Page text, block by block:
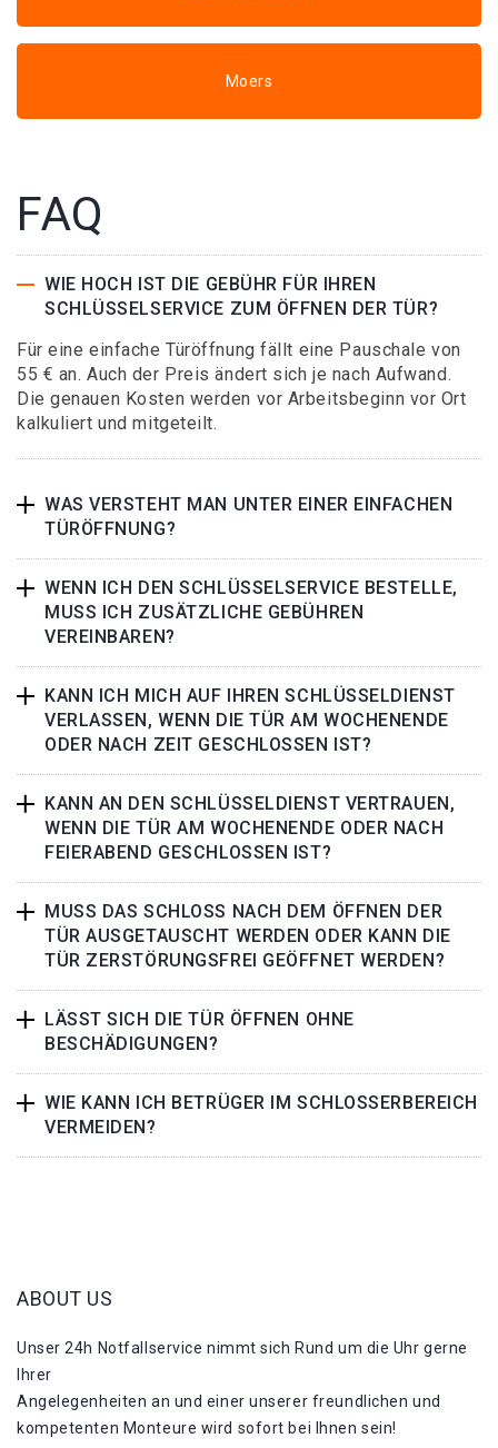
Moers
FAQ
WIE HOCH IST DIE GEBÜHR FÜR IHREN
SCHLÜSSELSERVICE ZUM ÖFFNEN DER TÜR?
Für eine einfache Türöffnung fällt eine Pauschale von
55 € an. Auch der Preis ändert sich je nach Aufwand.
Die genauen Kosten werden vor Arbeitsbeginn vor Ort
kalkuliert und mitgeteilt.
WAS VERSTEHT MAN UNTER EINER EINFACHEN
TÜRÖFFNUNG?
WENN ICH DEN SCHLÜSSELSERVICE BESTELLE,
MUSS ICH ZUSÄTZLICHE GEBÜHREN
VEREINBAREN?
KANN ICH MICH AUF IHREN SCHLÜSSELDIENST
VERLASSEN, WENN DIE TÜR AM WOCHENENDE
ODER NACH ZEIT GESCHLOSSEN IST?
KANN AN DEN SCHLÜSSELDIENST VERTRAUEN,
WENN DIE TÜR AM WOCHENENDE ODER NACH
FEIERABEND GESCHLOSSEN IST?
MUSS DAS SCHLOSS NACH DEM ÖFFNEN DER
TÜR AUSGETAUSCHT WERDEN ODER KANN DIE
TÜR ZERSTÖRUNGSFREI GEÖFFNET WERDEN?
LÄSST SICH DIE TÜR ÖFFNEN OHNE
BESCHÄDIGUNGEN?
WIE KANN ICH BETRÜGER IM SCHLOSSERBEREICH
VERMEIDEN?
ABOUT US
Unser 24h Notfallservice nimmt sich Rund um die Uhr gerne
Ihrer
Angelegenheiten an und einer unserer freundlichen und
kompetenten Monteure wird sofort bei Ihnen sein!